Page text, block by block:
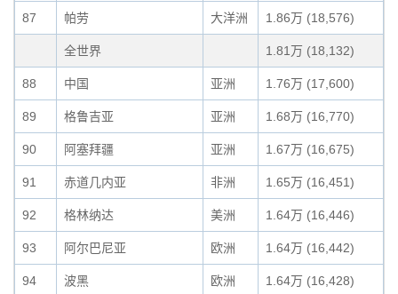
87 帕劳 大洋洲 1.86万 (18,576)
全世界 1.81万 (18,132)
88 中国 亚洲 1.76万 (17,600)
89 格鲁吉亚 亚洲 1.68万 (16,770)
90 阿塞拜疆 亚洲 1.67万 (16,675)
91 赤道几内亚 非洲 1.65万 (16,451)
92 格林纳达 美洲 1.64万 (16,446)
93 阿尔巴尼亚 欧洲 1.64万 (16,442)
94 波黑 欧洲 1.64万 (16,428)